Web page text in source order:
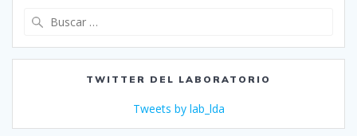
TWITTER DEL LABORATORIO
Tweets by lab_lda